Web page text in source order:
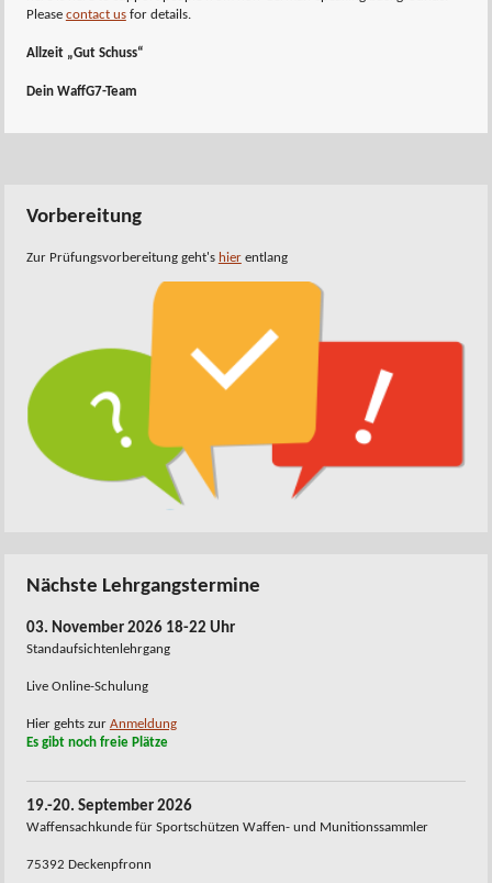
Please contact usfor details.
Allzeit „Gut Schuss“
Dein WaffG7-Team
Vorbereitung
Zur Prüfungsvorbereitung geht's hierentlang
Nächste Lehrgangstermine
03. November 2026 18-22 Uhr
Standaufsichtenlehrgang
Live Online-Schulung
Hier gehts zur Anmeldung
Es gibt noch freie Plätze
19.-20. September 2026
Waffensachkunde für Sportschützen Waffen- und Munitionssammler
75392 Deckenpfronn